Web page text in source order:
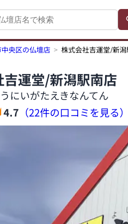
央区の仏壇店 株式会社吉運堂/新
運堂/新潟駅南店
にいがたえきなんてん
4.7 （22件の口コミを見る）